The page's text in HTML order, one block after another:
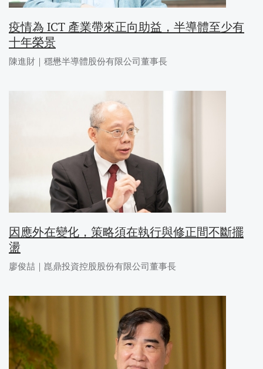
疫情為 ICT 產業帶來正向助益，半導體至少有
十年榮景
陳進財｜穩懋半導體股份有限公司董事長
因應外在變化，策略須在執行與修正間不斷擺
盪
廖俊喆｜崑鼎投資控股股份有限公司董事長